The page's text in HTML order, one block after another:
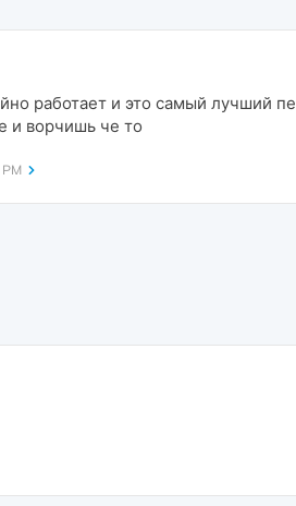
работает и это самый лучший
и ворчишь че то